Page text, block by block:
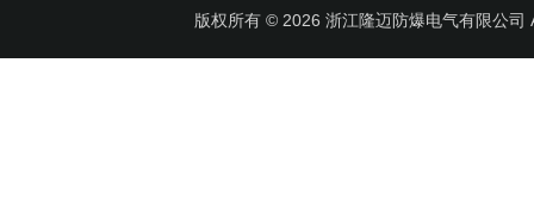
版权所有 © 2026 浙江隆迈防爆电气有限